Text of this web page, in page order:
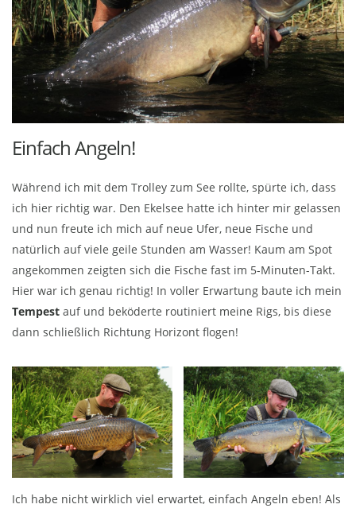
Einfach Angeln!
Während ich mit dem Trolley zum See rollte, spürte ich, dass
ich hier richtig war. Den Ekelsee hatte ich hinter mir gelassen
und nun freute ich mich auf neue Ufer, neue Fische und
natürlich auf viele geile Stunden am Wasser! Kaum am Spot
angekommen zeigten sich die Fische fast im 5-Minuten-Takt.
Hier war ich genau richtig! In voller Erwartung baute ich mein
Tempest auf und beköderte routiniert meine Rigs, bis diese
dann schließlich Richtung Horizont flogen!
Ich habe nicht wirklich viel erwartet, einfach Angeln eben! Als